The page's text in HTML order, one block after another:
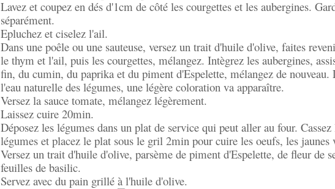
Lavez et coupez en dés d'1cm de côté les courgettes et les aubergines.
séparément.
Epluchez et ciselez l'ail.
Dans une poêle ou une sauteuse, versez un trait d'huile d'olive, faites
le thym et l'ail, puis les courgettes, mélangez. Intègrez les aubergines,
fin, du cumin, du paprika et du piment d'Espelette, mélangez de nouveau.
l'eau naturelle des légumes, une légère coloration va apparaître.
Versez la sauce tomate, mélangez légèrement.
Laissez cuire 20min.
Déposez les légumes dans un plat de service qui peut aller au four.
légumes et placez le plat sous le gril 2min pour cuire les oeufs, les jaunes
Versez un trait d'huile d'olive, parsème de piment d'Espelette, de fleur de
feuilles de basilic.
Servez avec du pain grillé à l'huile d'olive.